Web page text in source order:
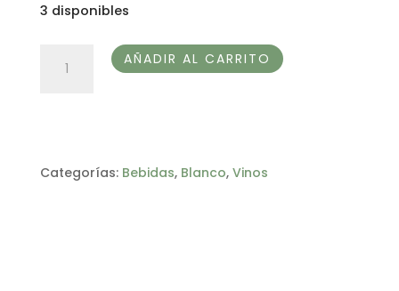
3 disponibles
KOMOKABRAS
RÍOS
AÑADIR AL CARRITO
Categorías: Bebidas, Blanco, Vinos